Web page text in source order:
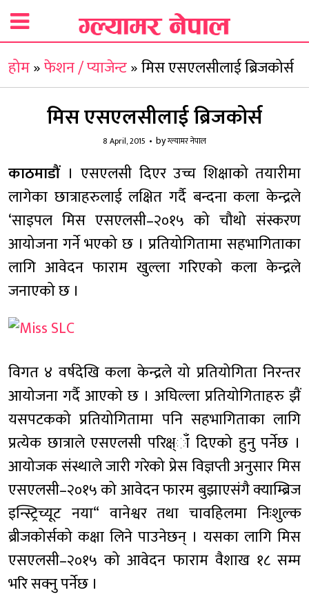
होम»फेशन / प्याजेन्ट»मिस एसएलसीलाई ब्रिजकोर्स
मिस एसएलसीलाई ब्रिजकोर्स
8 April, 2015 byग्ल्यामर नेपाल
काठमाडौं। एसएलसी दिएर उच्च शिक्षाको तयारीमा
लागेका छात्राहरुलाई लक्षित गर्दै बन्दना कला केन्द्रले
‘साइपल मिस एसएलसी–२०१५ को चौथो संस्करण
आयोजना गर्ने भएको छ । प्रतियोगितामा सहभागिताका
लागि आवेदन फाराम खुल्ला गरिएको कला केन्द्रले
जनाएको छ ।
विगत ४ वर्षदेखि कला केन्द्रले यो प्रतियोगिता निरन्तर
आयोजना गर्दै आएको छ । अघिल्ला प्रतियोगिताहरु झैं
यसपटकको प्रतियोगितामा पनि सहभागिताका लागि
प्रत्येक छात्राले एसएलसी परिक्ष्ाँ दिएको हुनु पर्नेछ ।
आयोजक संस्थाले जारी गरेको प्रेस विज्ञप्ती अनुसार मिस
एसएलसी–२०१५ को आवेदन फारम बुझाएसंगै क्याम्ब्रिज
इन्स्ट्रिच्यूट नया“ वानेश्वर तथा चावहिलमा निःशुल्क
ब्रीजकोर्सको कक्षा लिने पाउनेछन् । यसका लागि मिस
एसएलसी–२०१५ को आवेदन फाराम वैशाख १८ सम्म
भरि सक्नु पर्नेछ ।